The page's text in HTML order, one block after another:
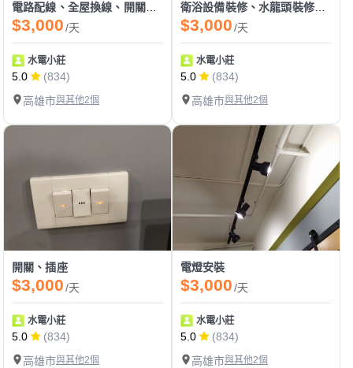
$3,000/天
水電小莊
5.0
(834)
高雄市與其他2個
衛浴設備裝修、水龍頭裝修、熱水器裝修
$3,000/天
水電小莊
5.0
(834)
高雄市與其他2個
開關、插座
$3,000/天
水電小莊
5.0
(834)
高雄市與其他2個
電燈安裝
$3,000/天
水電小莊
5.0
(834)
高雄市與其他2個